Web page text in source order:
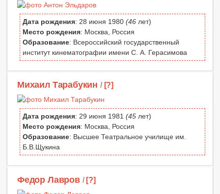
Дата рождения: 28 июня 1980 (46 лет)
Место рождения: Москва, Россия
Образование: Всероссийский государственный
институт кинематографии имени С. А. Герасимова
Михаил Тарабукин / [?]
Дата рождения: 29 июня 1981 (45 лет)
Место рождения: Москва, Россия
Образование: Высшее Театральное училище им.
Б.В.Щукина
Федор Лавров / [?]